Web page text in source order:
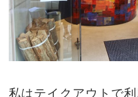
私はテイクアウトで